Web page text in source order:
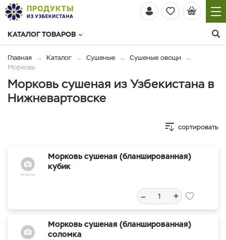
КАТАЛОГ ТОВАРОВ
Главная Каталог Сушеные
Сушеные овощи
Морковь
Морковь сушеная из Узбекистана в
Нижневартовске
сортировать
Морковь сушеная (бланшированная)
кубик
– +
Морковь сушеная (бланшированная)
соломка